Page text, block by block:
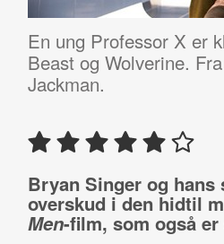
En ung Professor X er
Beast og Wolverine.
Jackman.
Bryan Singer og
overskud i den hidtil
Men-film, som også